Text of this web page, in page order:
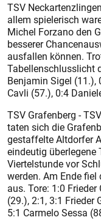
TSV
allem spielerisch
Michel Forzano den
besserer
ausfallen können.
Tabellenschlusslicht
Benjamin Sigel (11.),
Cavli (57.), 0:4
TSV Grafenberg -
taten sich die
gestaffelte Altdorfer
eindeutig überlegene
Viertelstunde vor
werden. Am Ende
aus. Tore: 1:0
(29.), 2:1, 3:1 Frieder
5:1 Carmelo Sessa